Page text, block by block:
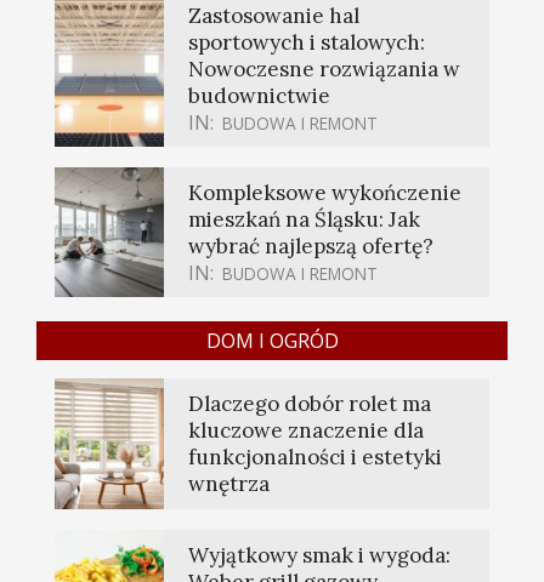
Zastosowanie hal
sportowych i stalowych:
Nowoczesne rozwiązania w
budownictwie
IN: BUDOWA I REMONT
Kompleksowe wykończenie
mieszkań na Śląsku: Jak
wybrać najlepszą ofertę?
IN: BUDOWA I REMONT
DOM I OGRÓD
Dlaczego dobór rolet ma
kluczowe znaczenie dla
funkcjonalności i estetyki
wnętrza
Wyjątkowy smak i wygoda: